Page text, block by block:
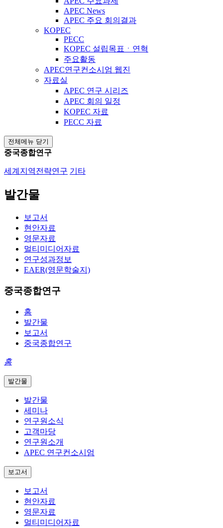
APEC News
APEC 주요 회의결과
KOPEC
PECC
KOPEC 설립목표ㆍ연혁
주요활동
APEC연구컨소시엄 웹진
자료실
APEC 연구 시리즈
APEC 회의 일정
KOPEC 자료
PECC 자료
전체메뉴 닫기
중국종합연구
세계지역전략연구 기타
발간물
보고서
현안자료
영문자료
멀티미디어자료
연구성과정보
EAER(영문학술지)
중국종합연구
홈
발간물
보고서
중국종합연구
홈
발간물
발간물
세미나
연구원소식
고객마당
연구원소개
APEC 연구컨소시엄
보고서
보고서
현안자료
영문자료
멀티미디어자료